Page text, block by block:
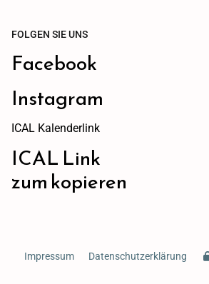
FOLGEN SIE UNS
Facebook
Instagram
ICAL Kalenderlink
ICAL Link
zum kopieren
Impressum Datenschutzerklärung